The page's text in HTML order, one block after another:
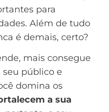
para
Além de tudo
é demais, certo?
mais consegue
seu público e
domina os
a sua